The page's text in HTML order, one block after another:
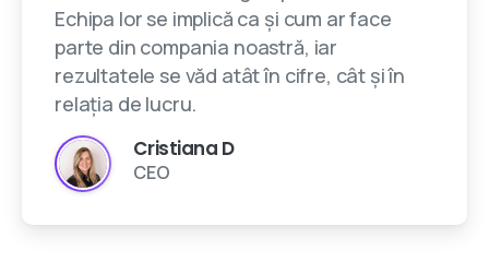
Echipa lor se implică ca și cum ar face
parte din compania noastră, iar
rezultatele se văd atât în cifre, cât și în
relația de lucru.
Cristiana D
CEO